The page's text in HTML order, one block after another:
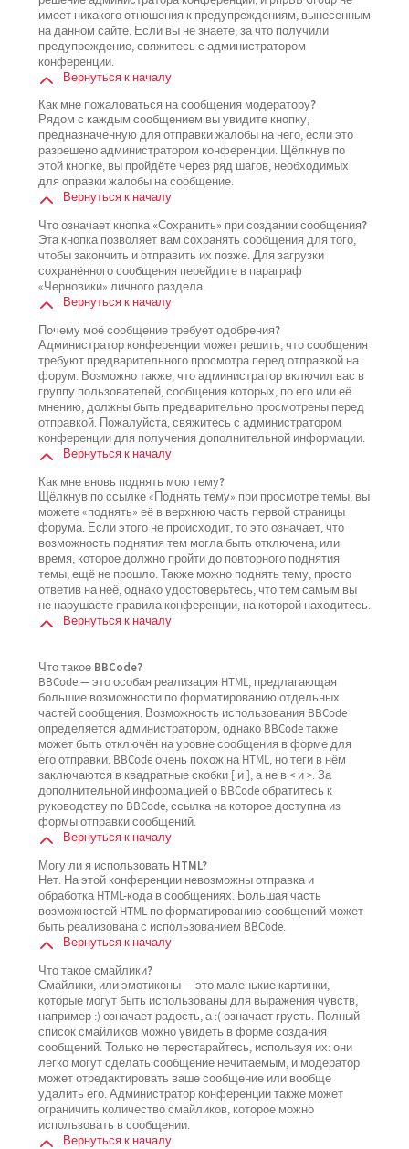
имеет никакого отношения к предупреждениям, вынесенным
на данном сайте. Если вы не знаете, за что получили
предупреждение, свяжитесь с администратором
конференции.
Вернуться к началу
Как мне пожаловаться на сообщения модератору?
Рядом с каждым сообщением вы увидите кнопку,
предназначенную для отправки жалобы на него, если это
разрешено администратором конференции. Щёлкнув по
этой кнопке, вы пройдёте через ряд шагов, необходимых
для оправки жалобы на сообщение.
Вернуться к началу
Что означает кнопка «Сохранить» при создании сообщения?
Эта кнопка позволяет вам сохранять сообщения для того,
чтобы закончить и отправить их позже. Для загрузки
сохранённого сообщения перейдите в параграф
«Черновики» личного раздела.
Вернуться к началу
Почему моё сообщение требует одобрения?
Администратор конференции может решить, что сообщения
требуют предварительного просмотра перед отправкой на
форум. Возможно также, что администратор включил вас в
группу пользователей, сообщения которых, по его или её
мнению, должны быть предварительно просмотрены перед
отправкой. Пожалуйста, свяжитесь с администратором
конференции для получения дополнительной информации.
Вернуться к началу
Как мне вновь поднять мою тему?
Щёлкнув по ссылке «Поднять тему» при просмотре темы, вы
можете «поднять» её в верхнюю часть первой страницы
форума. Если этого не происходит, то это означает, что
возможность поднятия тем могла быть отключена, или
время, которое должно пройти до повторного поднятия
темы, ещё не прошло. Также можно поднять тему, просто
ответив на неё, однако удостоверьтесь, что тем самым вы
не нарушаете правила конференции, на которой находитесь.
Вернуться к началу
Что такое BBCode?
BBCode — это особая реализация HTML, предлагающая
большие возможности по форматированию отдельных
частей сообщения. Возможность использования BBCode
определяется администратором, однако BBCode также
может быть отключён на уровне сообщения в форме для
его отправки. BBCode очень похож на HTML, но теги в нём
заключаются в квадратные скобки [ и ], а не в < и >. За
дополнительной информацией о BBCode обратитесь к
руководству по BBCode, ссылка на которое доступна из
формы отправки сообщений.
Вернуться к началу
Могу ли я использовать HTML?
Нет. На этой конференции невозможны отправка и
обработка HTML-кода в сообщениях. Большая часть
возможностей HTML по форматированию сообщений может
быть реализована с использованием BBCode.
Вернуться к началу
Что такое смайлики?
Смайлики, или эмотиконы — это маленькие картинки,
которые могут быть использованы для выражения чувств,
например :) означает радость, а :( означает грусть. Полный
список смайликов можно увидеть в форме создания
сообщений. Только не перестарайтесь, используя их: они
легко могут сделать сообщение нечитаемым, и модератор
может отредактировать ваше сообщение или вообще
удалить его. Администратор конференции также может
ограничить количество смайликов, которое можно
использовать в сообщении.
Вернуться к началу